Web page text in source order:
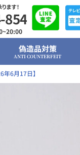
ます！
854
偽造品対策
ANTI COUNTERFEIT
6月17日】